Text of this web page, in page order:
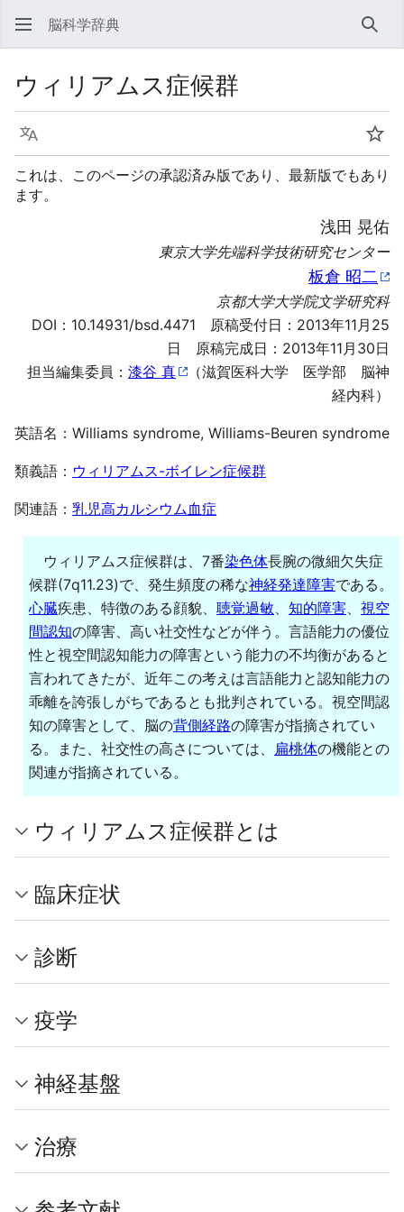
脳科学辞典 検索
ウィリアムス症候群
言語
ウ
これは、このページの承認済み版であり、最新版でもあり
ます。
浅田 晃佑
東京大学先端科学技術研究センター
板倉 昭二
京都大学大学院文学研究科
DOI： 10.14931/bsd.4471 原稿受付日：2013年11月25
日 原稿完成日：2013年11月30日
担当編集委員： 漆谷 真
（滋賀医科大学 医学部 脳神
経内科）
英語名：Williams syndrome, Williams-Beuren syndrome
類義語： ウィリアムス-ボイレン症候群
関連語： 乳児高カルシウム血症
ウィリアムス症候群は、7番染色体長腕の微細欠失症
候群(7q11.23)で、発生頻度の稀な神経発達障害である。
心臓疾患、特徴のある顔貌、 聴覚過敏、 知的障害、 視空
間認知の障害、高い社交性などが伴う。言語能力の優位
性と視空間認知能力の障害という能力の不均衡があると
言われてきたが、近年この考えは言語能力と認知能力の
乖離を誇張しがちであるとも批判されている。視空間認
知の障害として、脳の背側経路の障害が指摘されてい
る。また、社交性の高さについては、 扁桃体の機能との
関連が指摘されている。
ウィリアムス症候群とは
臨床症状
診断
疫学
神経基盤
治療